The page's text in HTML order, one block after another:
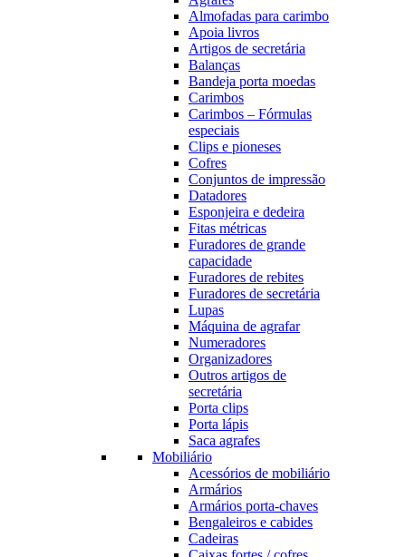
Almofadas para carimbo
Apoia livros
Artigos de secretária
Balanças
Bandeja porta moedas
Carimbos
Carimbos – Fórmulas
especiais
Clips e pioneses
Cofres
Conjuntos de impressão
Datadores
Esponjeira e dedeira
Fitas métricas
Furadores de grande
capacidade
Furadores de rebites
Furadores de secretária
Lupas
Máquina de agrafar
Numeradores
Organizadores
Outros artigos de
secretária
Porta clips
Porta lápis
Saca agrafes
Mobiliário
Acessórios de mobiliário
Armários
Armários porta-chaves
Bengaleiros e cabides
Cadeiras